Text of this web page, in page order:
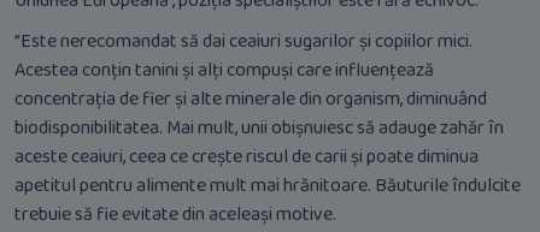
”Este nerecomandat să dai ceaiuri sugarilor și copiilor mici.
Acestea conțin tanini și alți compuși care influențează
concentrația de fier și alte minerale din organism, diminuând
biodisponibilitatea. Mai mult, unii obișnuiesc să adauge zahăr în
aceste ceaiuri, ceea ce crește riscul de carii și poate diminua
apetitul pentru alimente mult mai hrănitoare. Băuturile îndulcite
trebuie să fie evitate din aceleași motive.